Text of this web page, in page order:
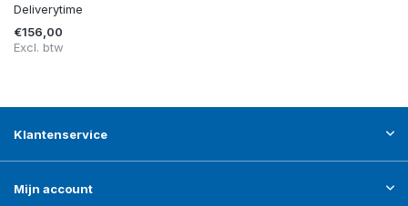
Deliverytime
€156,00
Excl. btw
Klantenservice
Mijn account